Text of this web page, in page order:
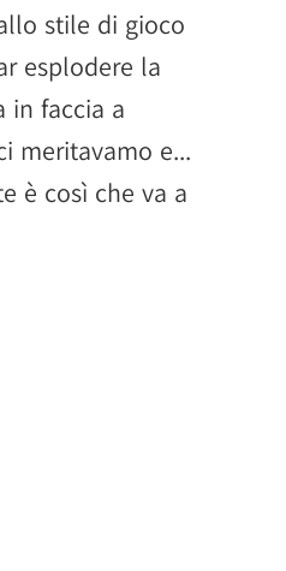
stile di gioco
esplodere la
in faccia a
meritavamo e...
è così che va a